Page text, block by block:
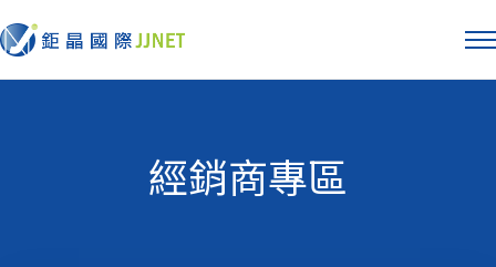
經銷商專區